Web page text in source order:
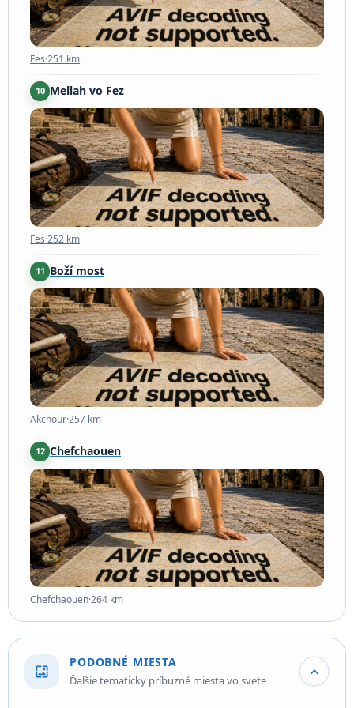
Fes·251 km
10 Mellah vo Fez
Fes·252 km
Fes·252 km
11 Boží most
Akchour·257 km
Akchour·257 km
12 Chefchaouen
Chefchaouen·264 km
Chefchaouen·264 km
wallpaper
PODOBNÉ MIESTA
Ďalšie tematicky príbuzné miesta vo svete expand_more